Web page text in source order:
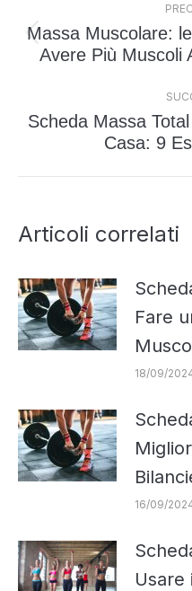
tra
Massa Muscolare:
Avere Più Muscoli
Scheda Massa
Casa: 9
Articoli correlati
Fare
18/09/
16/09/
Usare